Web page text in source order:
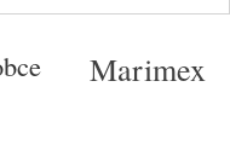
Marimex